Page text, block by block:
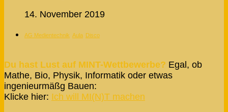
14. November 2019
AG Medientechnik Aula Disco
Du hast Lust auf MINT-Wettbewerbe? Egal, ob
Mathe, Bio, Physik, Informatik oder etwas
ingenieurmäßg Bauen:
Klicke hier: Ich will MI(N)T machen